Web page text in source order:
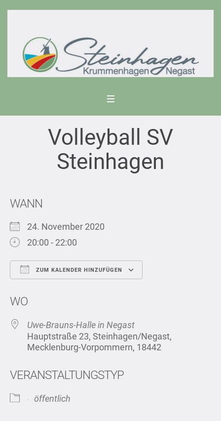
Volleyball SV
Steinhagen
WANN
24. November 2020
20:00 - 22:00
ZUM KALENDER HINZUFÜGEN
WO
Uwe-Brauns-Halle in Negast
Hauptstraße 23, Steinhagen/Negast,
Mecklenburg-Vorpommern, 18442
VERANSTALTUNGSTYP
öffentlich